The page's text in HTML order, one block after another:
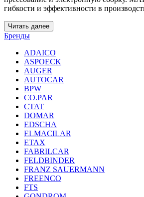
гибкости и эффективности в
Читать далее
Бренды
ADAICO
ASPOECK
AUGER
AUTOCAR
BPW
CO.PAR
CTAT
DOMAR
EDSCHA
ELMACILAR
ETAX
FABRILCAR
FELDBINDER
FRANZ SAUERMANN
FREENCO
FTS